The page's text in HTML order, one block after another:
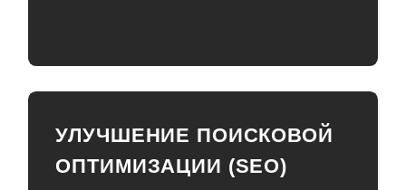
УЛУЧШЕНИЕ ПОИСКОВОЙ
ОПТИМИЗАЦИИ (SEO)